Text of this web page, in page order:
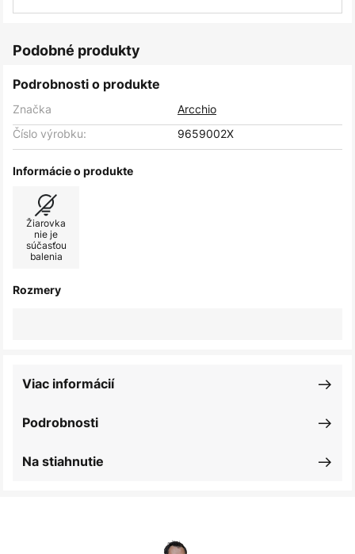
Podobné produkty
Podrobnosti o produkte
Značka
Arcchio
Číslo výrobku:
9659002X
Informácie o produkte
Žiarovka
nie je
súčasťou
balenia
Rozmery
Podrobnosti
Viac informácií
Na stiahnutie